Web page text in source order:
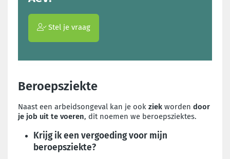
Stel je vraag
Beroepsziekte
Naast een arbeidsongeval kan je ook ziek worden door
je job uit te voeren, dit noemen we beroepsziektes.
Krijg ik een vergoeding voor mijn
beroepsziekte?